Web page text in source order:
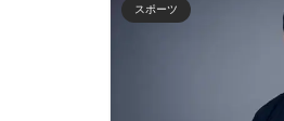
スポーツ